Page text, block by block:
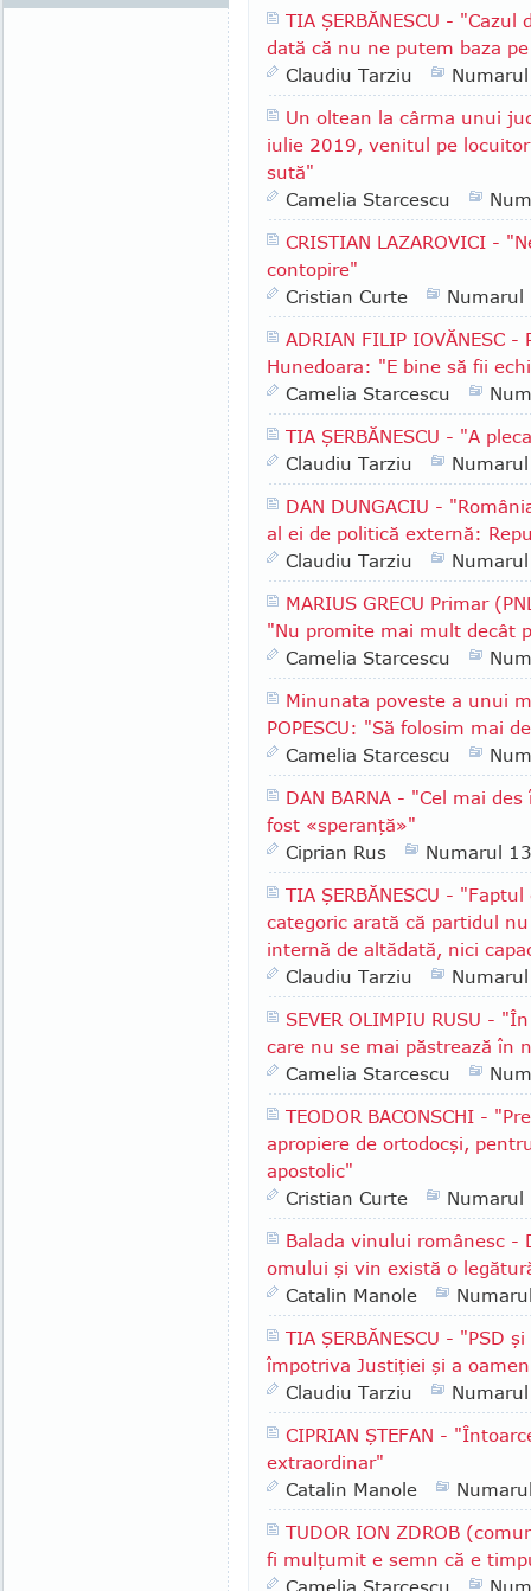
TIA ŞERBĂNESCU -
dată că nu ne putem baza
Claudiu Tarziu
Un oltean la cârma unui
iulie 2019, venitul pe
sută"
Camelia Starcescu
CRISTIAN LAZAROVICI -
contopire"
Cristian Curte
Numarul
ADRIAN FILIP IOVĂNESC
Hunedoara: "E bine să fii
Camelia Starcescu
TIA ŞERBĂNESCU - "A
Claudiu Tarziu
DAN DUNGACIU -
al ei de politică externă:
Claudiu Tarziu
MARIUS GRECU Primar
"Nu promite mai mult decât
Camelia Starcescu
Minunata poveste a unui
POPESCU: "Să folosim mai
Camelia Starcescu
DAN BARNA - "Cel mai
fost «speranţă»"
Ciprian Rus
Numarul
TIA ŞERBĂNESCU -
categoric arată că partidul
internă de altădată, nici
Claudiu Tarziu
SEVER OLIMPIU RUSU -
care nu se mai păstrează în
Camelia Starcescu
TEODOR BACONSCHI -
apropiere de ortodocşi,
apostolic"
Cristian Curte
Numarul
Balada vinului românesc
omului şi vin există o
Catalin Manole
TIA ŞERBĂNESCU - "PSD
împotriva Justiţiei şi a
Claudiu Tarziu
CIPRIAN ŞTEFAN -
extraordinar"
Catalin Manole
TUDOR ION ZDROB
fi mulţumit e semn că e
Camelia Starcescu